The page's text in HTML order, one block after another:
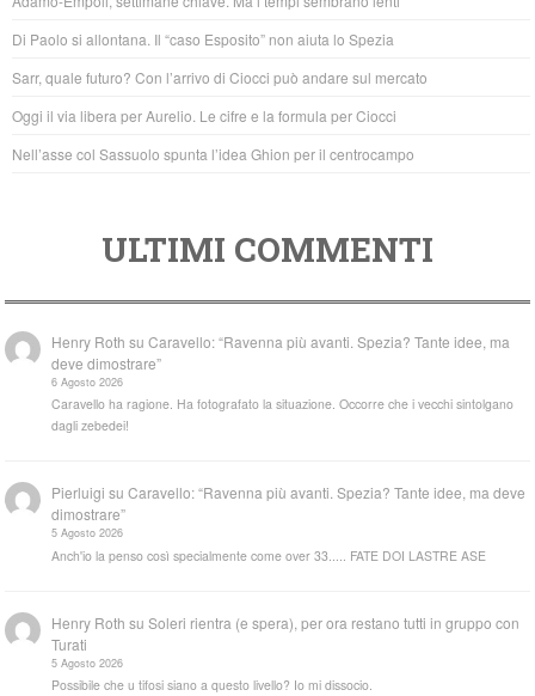
o
o
k
p
p
Di Paolo si allontana. Il “caso Esposito” non aiuta lo Spezia
Sarr, quale futuro? Con l’arrivo di Ciocci può andare sul mercato
Oggi il via libera per Aurelio. Le cifre e la formula per Ciocci
Nell’asse col Sassuolo spunta l’idea Ghion per il centrocampo
ULTIMI COMMENTI
Henry Roth suCaravello: “Ravenna più avanti. Spezia? Tante idee, ma
deve dimostrare”
6 Agosto 2026
Caravello ha ragione. Ha fotografato la situazione. Occorre che i vecchi sintolgano
dagli zebedei!
Pierluigi suCaravello: “Ravenna più avanti. Spezia? Tante idee, ma deve
dimostrare”
5 Agosto 2026
Anch'io la penso così specialmente come over 33..... FATE DOI LASTRE ASE
Henry Roth suSoleri rientra (e spera), per ora restano tutti in gruppo con
Turati
5 Agosto 2026
Possibile che u tifosi siano a questo livello? Io mi dissocio.